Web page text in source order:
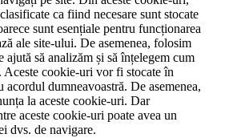
ca fiind necesare sunt stocate
sunt esențiale pentru funcționarea
ale site-ului. De asemenea, folosim
ajută să analizăm și să înțelegem cum
Aceste cookie-uri vor fi stocate în
dumneavoastră. De asemenea,
la aceste cookie-uri. Dar
aceste cookie-uri poate avea un
dvs. de navigare.